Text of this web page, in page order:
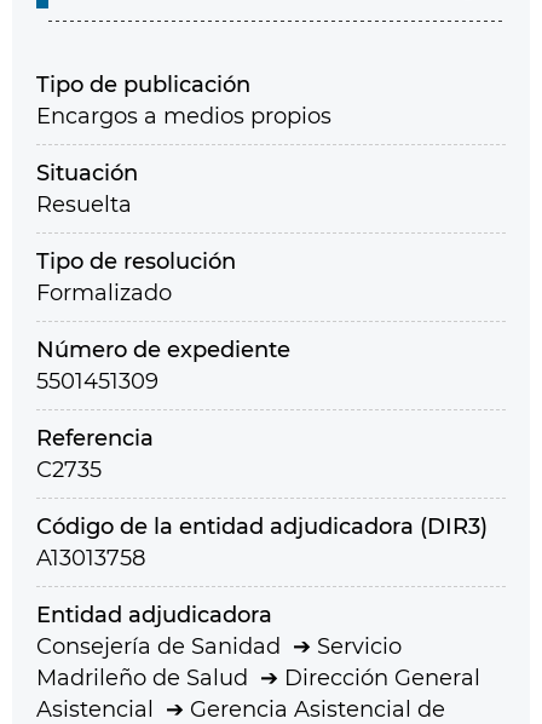
Tipo de publicación
Encargos a medios propios
Situación
Resuelta
Tipo de resolución
Formalizado
Número de expediente
5501451309
Referencia
C2735
Código de la entidad adjudicadora (DIR3)
A13013758
Entidad adjudicadora
Consejería de Sanidad
Servicio
Madrileño de Salud
Dirección General
Asistencial
Gerencia Asistencial de